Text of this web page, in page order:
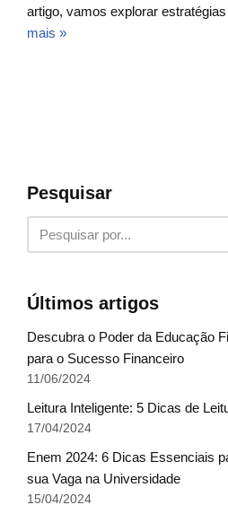
artigo, vamos explorar
mais »
Pesquisar
Últimos artigos
Descubra o Poder da Educação
para o Sucesso Financeiro
11/06/2024
Leitura Inteligente: 5 Dicas de
17/04/2024
Enem 2024: 6 Dicas Essenciais
sua Vaga na Universidade
15/04/2024